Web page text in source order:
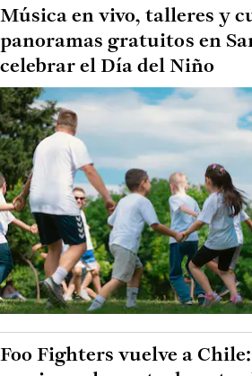
Música en vivo, talleres y
panoramas gratuitos en
celebrar el Día del Niño
Foo Fighters vuelve a